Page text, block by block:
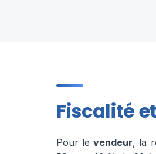
Fiscalité
Pour levendeur, la